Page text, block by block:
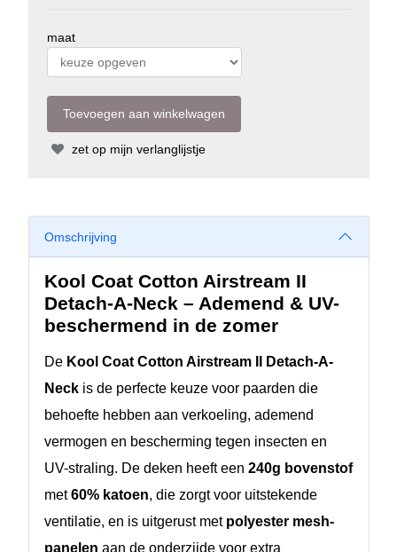
maat
zet op mijn verlanglijstje
Omschrijving
Kool Coat Cotton Airstream II
Detach-A-Neck – Ademend & UV-
beschermend in de zomer
De Kool Coat Cotton Airstream II Detach-A-
Neck is de perfecte keuze voor paarden die
behoefte hebben aan verkoeling, ademend
vermogen en bescherming tegen insecten en
UV-straling. De deken heeft een 240g bovenstof
met60% katoen, die zorgt voor uitstekende
ventilatie, en is uitgerust met polyester mesh-
panelen aan de onderzijde voor extra